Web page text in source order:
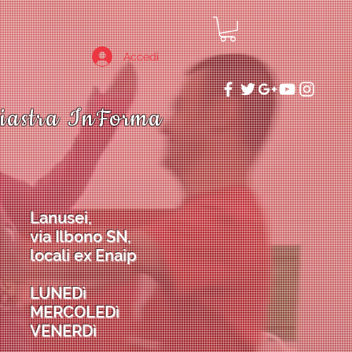
Accedi
InForma
Lanusei,
via Ilbono SN,
locali ex Enaip
LUNEDì
MERCOLEDì
VENERDì